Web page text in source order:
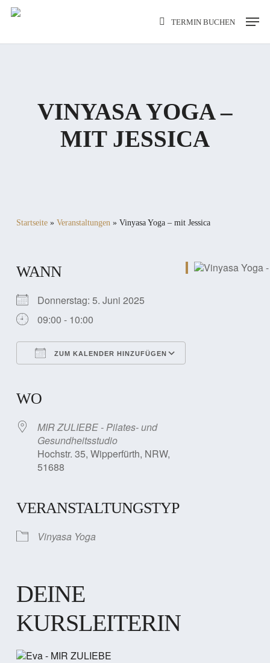
Skip
TERMIN BUCHEN
Menu
VINYASA YOGA –
MIT JESSICA
Startseite» Veranstaltungen» Vinyasa Yoga – mit Jessica
WANN
Donnerstag: 5. Juni 2025
09:00 - 10:00
ZUM KALENDER HINZUFÜGEN
WO
MIR ZULIEBE - Pilates- und
Gesundheitsstudio
Hochstr. 35, Wipperfürth, NRW,
51688
VERANSTALTUNGSTYP
Vinyasa Yoga
DEINE
KURSLEITERIN